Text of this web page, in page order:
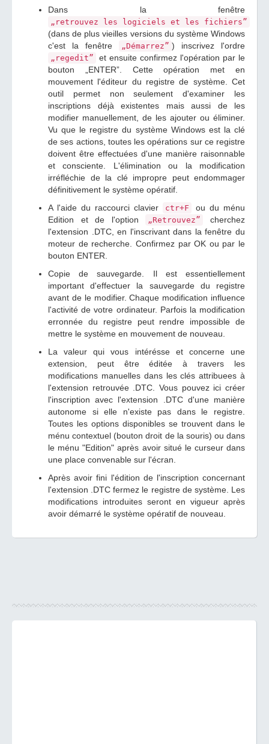
Dans la fenêtre
„retrouvez les logiciels et les fichiers”
(dans de plus vieilles versions du système Windows
c'est la fenêtre
„Démarrez” ) inscrivez l'ordre
„regedit”
et ensuite confirmez l'opération par le
bouton „ENTER”. Cette opération met en
mouvement l'éditeur du registre de système. Cet
outil permet non seulement d'examiner les
inscriptions déjà existentes mais aussi de les
modifier manuellement, de les ajouter ou éliminer.
Vu que le registre du système Windows est la clé
de ses actions, toutes les opérations sur ce registre
doivent être effectuées d'une manière raisonnable
et consciente. L'élimination ou la modification
irréfléchie de la clé impropre peut endommager
définitivement le système opératif.
A l'aide du raccourci clavier
ctr+F
ou du ménu
Edition et de l'option
„Retrouvez”
cherchez
l'extension .DTC, en l'inscrivant dans la fenêtre du
moteur de recherche. Confirmez par OK ou par le
bouton ENTER.
Copie de sauvegarde. Il est essentiellement
important d'effectuer la sauvegarde du registre
avant de le modifier. Chaque modification influence
l'activité de votre ordinateur. Parfois la modification
erronnée du registre peut rendre impossible de
mettre le système en mouvement de nouveau.
La valeur qui vous intérésse et concerne une
extension, peut être éditée à travers les
modifications manuelles dans les clés attribuees à
l'extension retrouvée .DTC. Vous pouvez ici créer
l'inscription avec l'extension .DTC d'une manière
autonome si elle n'existe pas dans le registre.
Toutes les options disponibles se trouvent dans le
ménu contextuel (bouton droit de la souris) ou dans
le ménu "Edition" après avoir situé le curseur dans
une place convenable sur l'écran.
Après avoir fini l'édition de l'inscription concernant
l'extension .DTC fermez le registre de système. Les
modifications introduites seront en vigueur après
avoir démarré le système opératif de nouveau.